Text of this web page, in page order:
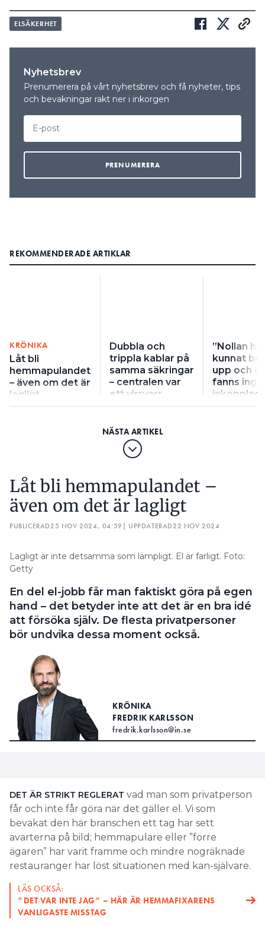
ELSÄKERHET
Nyhetsbrev
Prenumerera på vårt nyhetsbrev och få nyheter, tips
och bevakningar rakt ner i inkorgen
REKOMMENDERADE ARTIKLAR
KRÖNIKA
Låt bli
hemmapulandet
– även om det är
lagligt
Dubbla och
trippla kablar på
samma säkringar
– centralen var
ett virrvarr
”Nollan
kunnat
upp och
fanns
inkopplad”
Låt bli hemmapulandet –
även om det är lagligt
PUBLICERAD25 NOV 2024, 04:59 | UPPDATERAD22 NOV 2024
Lagligt är inte detsamma som lämpligt. El är farligt. Foto:
Getty
En del el-jobb får man faktiskt göra på egen
hand – det betyder inte att det är en bra idé
att försöka själv. De flesta privatpersoner
bör undvika dessa moment också.
KRÖNIKA
FREDRIK KARLSSON
fredrik.karlsson@in.se
DET ÄR STRIKT REGLERAT vad man som privatperson
får och inte får göra när det gäller el. Vi som
bevakat den här branschen ett tag har sett
avarterna på bild; hemmapulare eller ”förre
ägaren” har varit framme och mindre nogräknade
restauranger har löst situationen med kan-självare.
LÄS OCKSÅ:
”DET VAR INTE JAG” – HÄR ÄR HEMMAFIXARENS
VANLIGASTE MISSTAG